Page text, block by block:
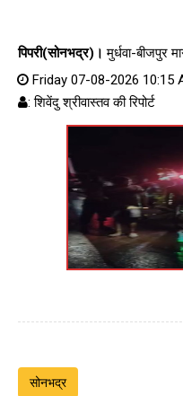
पिपरी(सोनभद्र)। मुर्धवा-बीजपुर
Friday 07-08-2026 10:15
: शिवेंदु श्रीवास्तव की रिपोर्ट
सोनभद्र